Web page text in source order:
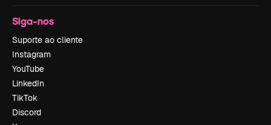
Siga-nos
Suporte ao cliente
Instagram
YouTube
LinkedIn
TikTok
Discord